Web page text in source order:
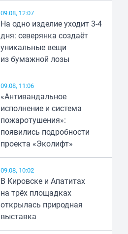
09.08, 12:07
На одно изделие уходит 3-4
дня: северянка создаёт
уникальные вещи
из бумажной лозы
09.08, 11:06
«Антивандальное
исполнение и система
пожаротушения»:
появились подробности
проекта «Эколифт»
09.08, 10:02
В Кировске и Апатитах
на трёх площадках
открылась природная
выставка